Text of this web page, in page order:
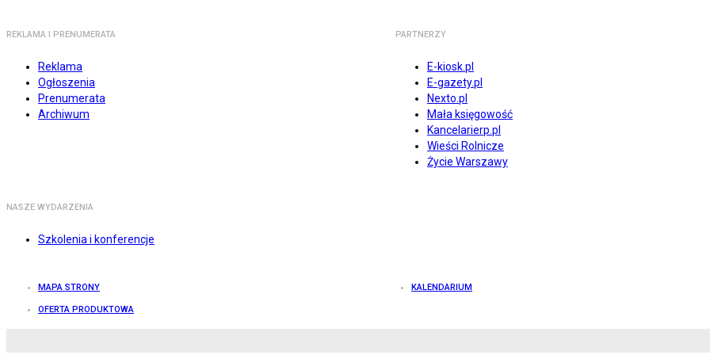
REKLAMA I PRENUMERATA
Reklama
Ogłoszenia
Prenumerata
Archiwum
PARTNERZY
E-kiosk.pl
E-gazety.pl
Nexto.pl
Mała księgowość
Kancelarierp.pl
Wieści Rolnicze
Życie Warszawy
NASZE WYDARZENIA
Szkolenia i konferencje
MAPA STRONY KALENDARIUM
OFERTA PRODUKTOWA